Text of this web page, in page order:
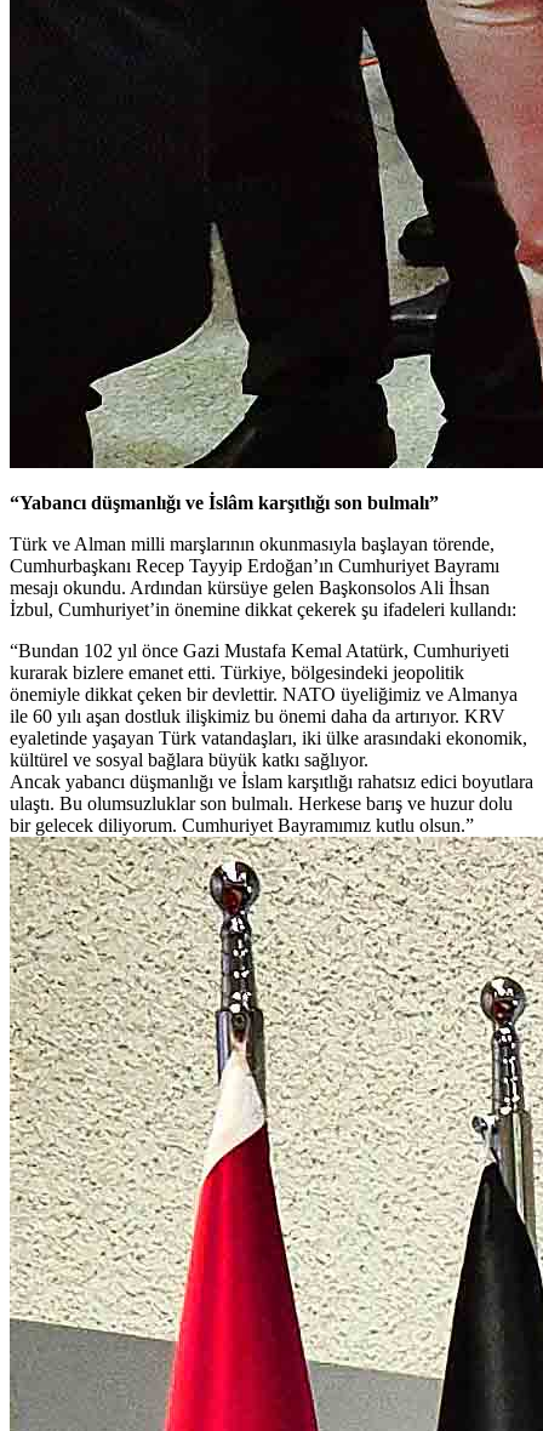
“Yabancı düşmanlığı ve İslâm karşıtlığı son bulmalı”
Türk ve Alman milli marşlarının okunmasıyla başlayan törende,
Cumhurbaşkanı Recep Tayyip Erdoğan’ın Cumhuriyet Bayramı
mesajı okundu. Ardından kürsüye gelen Başkonsolos Ali İhsan
İzbul, Cumhuriyet’in önemine dikkat çekerek şu ifadeleri kullandı:
“Bundan 102 yıl önce Gazi Mustafa Kemal Atatürk, Cumhuriyeti
kurarak bizlere emanet etti. Türkiye, bölgesindeki jeopolitik
önemiyle dikkat çeken bir devlettir. NATO üyeliğimiz ve Almanya
ile 60 yılı aşan dostluk ilişkimiz bu önemi daha da artırıyor. KRV
eyaletinde yaşayan Türk vatandaşları, iki ülke arasındaki ekonomik,
kültürel ve sosyal bağlara büyük katkı sağlıyor.
Ancak yabancı düşmanlığı ve İslam karşıtlığı rahatsız edici boyutlara
ulaştı. Bu olumsuzluklar son bulmalı. Herkese barış ve huzur dolu
bir gelecek diliyorum. Cumhuriyet Bayramımız kutlu olsun.”